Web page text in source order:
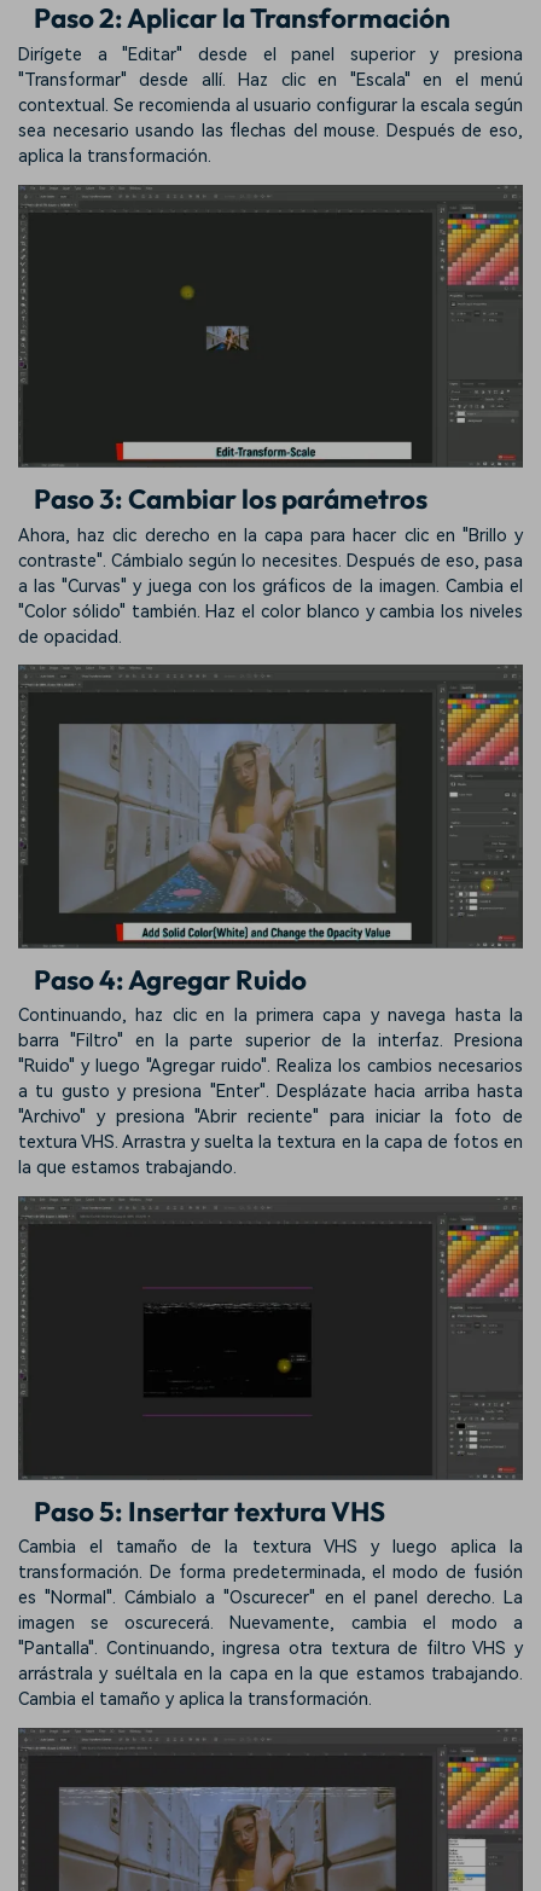
Paso 2: Aplicar la Transformación
Dirígete a "Editar" desde el panel superior y presiona
"Transformar" desde allí. Haz clic en "Escala" en el menú
contextual. Se recomienda al usuario configurar la escala según
sea necesario usando las flechas del mouse. Después de eso,
aplica la transformación.
Paso 3: Cambiar los parámetros
Ahora, haz clic derecho en la capa para hacer clic en "Brillo y
contraste". Cámbialo según lo necesites. Después de eso, pasa
a las "Curvas" y juega con los gráficos de la imagen. Cambia el
"Color sólido" también. Haz el color blanco y cambia los niveles
de opacidad.
Paso 4: Agregar Ruido
Continuando, haz clic en la primera capa y navega hasta la
barra "Filtro" en la parte superior de la interfaz. Presiona
"Ruido" y luego "Agregar ruido". Realiza los cambios necesarios
a tu gusto y presiona "Enter". Desplázate hacia arriba hasta
"Archivo" y presiona "Abrir reciente" para iniciar la foto de
textura VHS. Arrastra y suelta la textura en la capa de fotos en
la que estamos trabajando.
Paso 5: Insertar textura VHS
Cambia el tamaño de la textura VHS y luego aplica la
transformación. De forma predeterminada, el modo de fusión
es "Normal". Cámbialo a "Oscurecer" en el panel derecho. La
imagen se oscurecerá. Nuevamente, cambia el modo a
"Pantalla". Continuando, ingresa otra textura de filtro VHS y
arrástrala y suéltala en la capa en la que estamos trabajando.
Cambia el tamaño y aplica la transformación.